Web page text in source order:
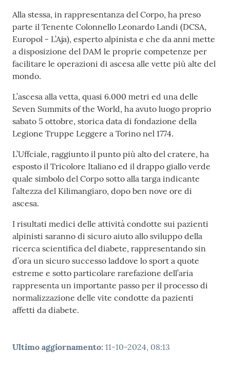
Alla stessa, in rappresentanza del Corpo, ha preso
parte il Tenente Colonnello Leonardo Landi (DCSA,
Europol - L’Aja), esperto alpinista e che da anni mette
a disposizione del DAM le proprie competenze per
facilitare le operazioni di ascesa alle vette più alte del
mondo.
L’ascesa alla vetta, quasi 6.000 metri ed una delle
Seven Summits of the World, ha avuto luogo proprio
sabato 5 ottobre, storica data di fondazione della
Legione Truppe Leggere a Torino nel 1774.
L’Uffciale, raggiunto il punto più alto del cratere, ha
esposto il Tricolore Italiano ed il drappo giallo verde
quale simbolo del Corpo sotto alla targa indicante
l’altezza del Kilimangiaro, dopo ben nove ore di
ascesa.
I risultati medici delle attività condotte sui pazienti
alpinisti saranno di sicuro aiuto allo sviluppo della
ricerca scientifica del diabete, rappresentando sin
d’ora un sicuro successo laddove lo sport a quote
estreme e sotto particolare rarefazione dell’aria
rappresenta un importante passo per il processo di
normalizzazione delle vite condotte da pazienti
affetti da diabete.
Ultimo aggiornamento: 11-10-2024, 08:13